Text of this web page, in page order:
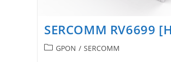
SERCOMM RV6699
Рубрика
GPON / SERCOMM